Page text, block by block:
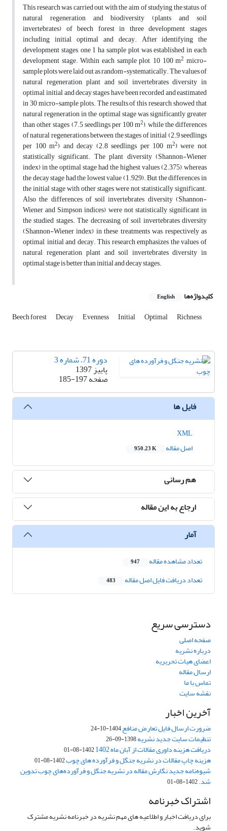
This research was carried out with the aim of studying the status of
natural regeneration and biodiversity (plants and soil
invertebrates) of beech forest in three development stages
including initial, optimal and decay. After identifying the
development stages, one 1 ha sample plot was established in each
development stage. Within each sample plot, 10 100 m2micro-
sample plots were laid out as random-systematically. The values of
natural regeneration, plant and soil invertebrates diversity in
optimal, initial and decay stages have been recorded and eastimated
in 30 micro-sample plots. The results of this research showed that
natural regeneration in the optimal stage was significantly greater
than other stages (7.5 seedlings per 100 m2), while the differences
of natural regenerations between the stages of initial (2.9 seedlings
per 100 m2) and decay (2.8 seedlings per 100 m2) were not
statistically significant. The plant diversity (Shannon-Wiener
index) in the optimal stage had the highest values (2.375), whereas
the decay stage had the lowest value (1.929). But the differences in
the initial stage with other stages were not statistically significant.
Also the differences of soil invertebrates diversity (Shannon-
Wiener and Simpson indices) were not statistically significant in
the studied stages. The decreasing of soil invertebrates diversity
(Shannon-Wiener index) in these treatments was respectively as
optimal, initial and decay. This research emphasizes the values of
natural regeneration, plant and soil invertebrates diversity in
optimal stage is better than initial and decay stages.
کلیدواژه‌ها English
Beech forest Decay Evenness Initial Optimal Richness
دوره 71، شماره 3
پاییز 1397
صفحه185-197
فایل ها
اصل مقاله
950.23 K
هم رسانی
ارجاع به این مقاله
آمار
تعداد مشاهده مقاله 947
تعداد دریافت فایل اصل مقاله 483
دسترسی سریع
صفحه اصلی
درباره نشریه
اعضای هیات تحریریه
ارسال مقاله
تماس با ما
نقشه سایت
آخرین اخبار
ضرورت ارسال فایل تعارض منافع1404-10-24
تنظیمات سایت جدید نشریه1398-09-26
دریافت هزینه داوری مقالات از آبان ماه 1402 1402-08-01
هزینه چاپ مقالات در نشریه جنگل و فرآورده های چوب1402-08-01
شیوه‌نامه جدید نگارش مقاله در نشریه جنگل و فرآورده‌های چوب تدوین
شد.1402-08-01
اشتراک خبرنامه
برای دریافت اخبار و اطلاعیه های مهم نشریه در خبرنامه نشریه مشترک
شوید.